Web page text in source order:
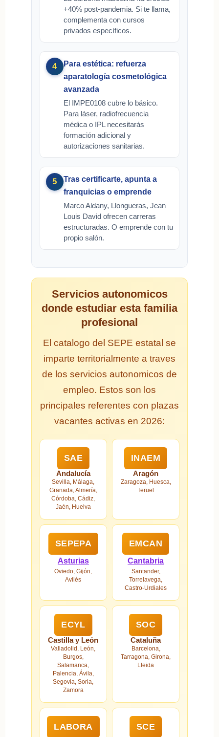
+40% post-pandemia. Si te llama,
complementa con cursos
privados específicos.
4
Para estética: refuerza
aparatología cosmetológica
avanzada
El IMPE0108 cubre lo básico.
Para láser, radiofrecuencia
médica o IPL necesitarás
formación adicional y
autorizaciones sanitarias.
5
Tras certificarte, apunta a
franquicias o emprende
Marco Aldany, Llongueras, Jean
Louis David ofrecen carreras
estructuradas. O emprende con tu
propio salón.
Servicios autonomicos
donde estudiar esta familia
profesional
El catalogo del SEPE estatal se
imparte territorialmente a traves
de los servicios autonomicos de
empleo. Estos son los
principales referentes con plazas
vacantes activas en 2026:
SAE
Andalucía
Sevilla, Málaga,
Granada, Almería,
Córdoba, Cádiz,
Jaén, Huelva
INAEM
Aragón
Zaragoza, Huesca,
Teruel
SEPEPA
Asturias
Oviedo, Gijón,
Avilés
EMCAN
Cantabria
Santander,
Torrelavega,
Castro-Urdiales
ECYL
Castilla y León
Valladolid, León,
Burgos,
Salamanca,
Palencia, Ávila,
Segovia, Soria,
Zamora
SOC
Cataluña
Barcelona,
Tarragona, Girona,
Lleida
LABORA SCE